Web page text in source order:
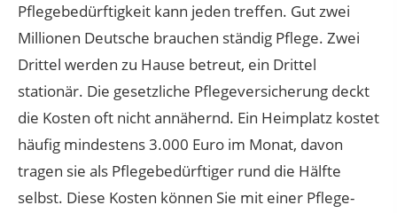
Pflegebedürftigkeit kann jeden treffen. Gut zwei
Millionen Deutsche brauchen ständig Pflege. Zwei
Drittel werden zu Hause betreut, ein Drittel
stationär. Die gesetzliche Pflegeversicherung deckt
die Kosten oft nicht annähernd. Ein Heimplatz kostet
häufig mindestens 3.000 Euro im Monat, davon
tragen sie als Pflegebedürftiger rund die Hälfte
selbst. Diese Kosten können Sie mit einer Pflege-